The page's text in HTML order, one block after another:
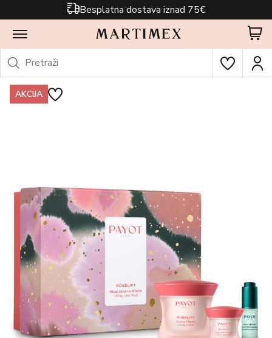
Besplatna dostava iznad 75€
AKCIJA